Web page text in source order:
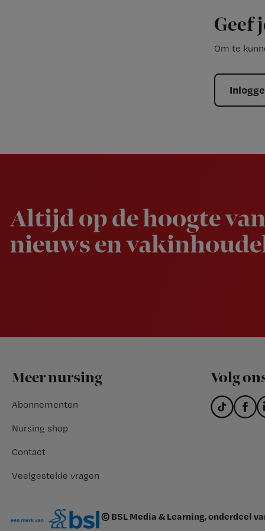
Geef
Om te
Altijd op de hoogte
nieuws en
Footer
Meer nursing
Abonnementen
Nursing shop
Contact
Veelgestelde vragen
Volg
© BSL Media & Learning, onderdeel